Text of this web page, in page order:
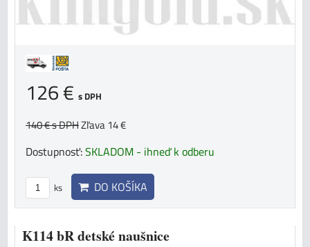
126 € s DPH
140 €s DPHZľava 14 €
Dostupnosť:SKLADOM - ihneď k odberu
ks DO KOŠÍKA
K114 bR detské naušnice